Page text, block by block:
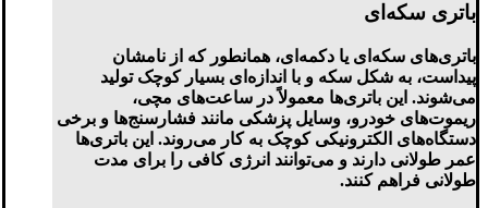
باتری سکه‌ای
باتری‌های سکه‌ای یا دکمه‌ای، همانطور که از نامشان
پیداست، به شکل سکه و با اندازه‌ای بسیار کوچک تولید
می‌شوند. این باتری‌ها معمولاً در ساعت‌های مچی،
ریموت‌های خودرو، وسایل پزشکی مانند فشارسنج‌ها و برخی
دستگاه‌های الکترونیکی کوچک به کار می‌روند. این باتری‌ها
عمر طولانی دارند و می‌توانند انرژی کافی را برای مدت
طولانی فراهم کنند.